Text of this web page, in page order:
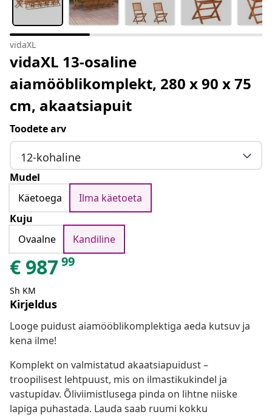
vidaXL
vidaXL 13-osaline
aiamööblikomplekt, 280 x 90 x 75
cm, akaatsiapuit
Toodete arv
12-kohaline
Mudel
Käetoega
Ilma käetoeta
Kuju
Ovaalne
Kandiline
€ 98799
Sh KM
Kirjeldus
Looge puidust aiamööblikomplektiga aeda kutsuv ja
kena ilme!
Komplekt on valmistatud akaatsiapuidust –
troopilisest lehtpuust, mis on ilmastikukindel ja
vastupidav. Õliviimistlusega pinda on lihtne niiske
lapiga puhastada. Lauda saab ruumi kokku